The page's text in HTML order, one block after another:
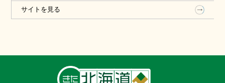
感じながら、おもいっきり深呼吸してリフレッシュ
してみるのはどうですか？
サイトを見る